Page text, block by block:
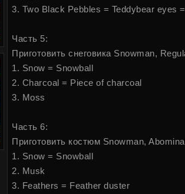
3. Two Black Pebbles = Teddybear eyes
Часть 5:
Приготовить снеговика Snowman,
1. Snow = Snowball
2. Charcoal = Piece of charcoal
3. Moss
Часть 6:
Приготовить костюм Snowman,
1. Snow = Snowball
2. Musk
3. Feathers = Feather duster